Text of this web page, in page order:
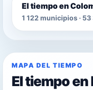
El tiempo en
1 122 municipios ·
MAPA DEL TIEMPO
El tiempo en